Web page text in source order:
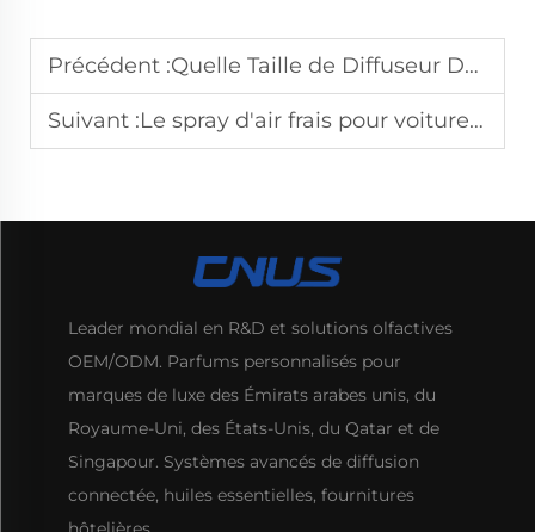
Précédent :Quelle Taille de Diffuseur Domestique Dois-je Choisir pour un Salon Ouvert par Rapport à une Petite Chambre à Coucher ?
Suivant :Le spray d'air frais pour voiture naturel est-il sûr à haute température ?
Leader mondial en R&D et solutions olfactives
OEM/ODM. Parfums personnalisés pour
marques de luxe des Émirats arabes unis, du
Royaume-Uni, des États-Unis, du Qatar et de
Singapour. Systèmes avancés de diffusion
connectée, huiles essentielles, fournitures